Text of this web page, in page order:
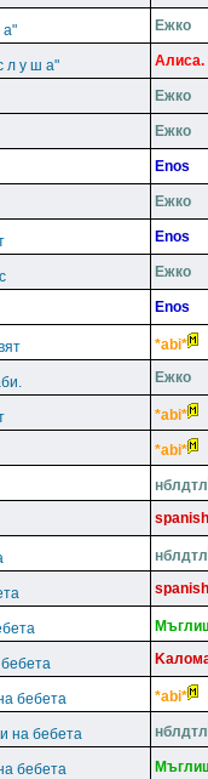
а" Ежко
л у ш а" Aлиca.
Ежко
Ежко
Enos
Ежко
Enos
Ежко
Enos
*abi*
Ежко
*abi*
*abi*
нблдтл
нблдтл
бебета *abi*
на бебета нблдтл
бебета